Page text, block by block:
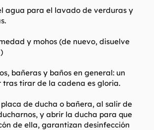
agua para el lavado de verduras y
y mohos (de nuevo, disuelve
bañeras y baños en general: un
tras tirar de la cadena es gloria.
placa de ducha o bañera, al salir de
y abrir la ducha para que
de ella, garantizan desinfección